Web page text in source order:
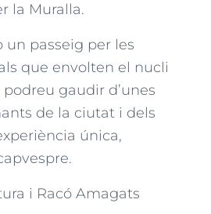
la Muralla.
passeig per les
que envolten el nucli
podreu gaudir d’unes
de la ciutat i dels
única,
i Racó Amagats